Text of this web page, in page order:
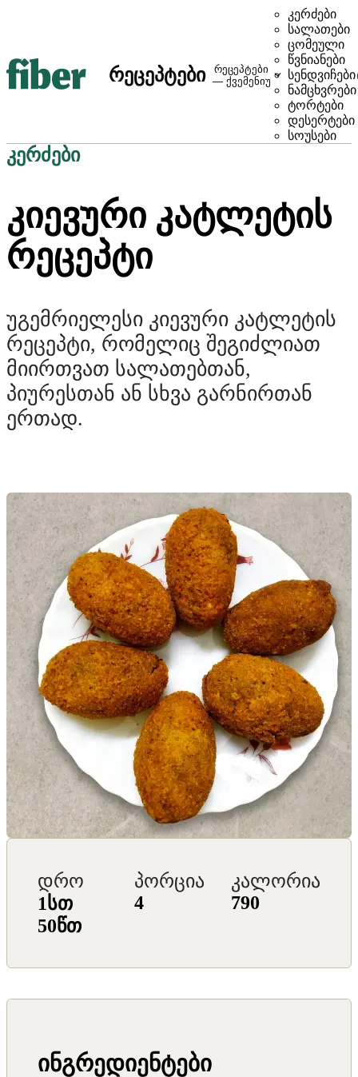
რეცეპტები
რეცეპტები
— ქვემენიუ
კერძები
სალათები
ცომეული
წვნიანები
სენდვიჩები
ნამცხვრები
ტორტები
დესერტები
სოუსები
კერძები
ᲙᲘᲔᲕᲣᲠᲘ ᲙᲐᲢᲚᲔᲢᲘᲡ
ᲠᲔᲪᲔᲞᲢᲘ
უგემრიელესი კიევური კატლეტის
რეცეპტი, რომელიც შეგიძლიათ
მიირთვათ სალათებთან,
პიურესთან ან სხვა გარნირთან
ერთად.
დრო
1სთ
50წთ
პორცია
4
კალორია
790
ინგრედიენტები